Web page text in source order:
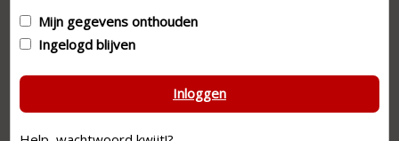
Mijn gegevens onthouden
Ingelogd blijven
Inloggen